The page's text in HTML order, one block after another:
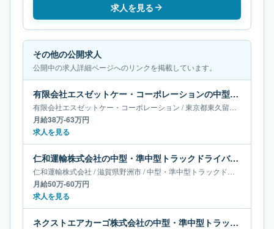
求人を見る
その他の公開求人
公開中の求人詳細ページへのリンクを掲載しています。
有限会社エスゼットケー・コーポレーションの中型・準中型トラックドライバー求人｜東京都東久留米市｜月給38万-63万円
有限会社エスゼットケー・コーポレーション /東京都東久留米市
月給38万-63万円
求人を見る
仁和運輸株式会社の中型・準中型トラックドライバー求人｜滋賀県野洲市｜月給50万-60万円
仁和運輸株式会社 /滋賀県野洲市/中型・準中型トラックドライバー
月給50万-60万円
求人を見る
ネクストエアカーゴ株式会社の中型・準中型トラックドライバー求人｜大阪府泉南市｜月給65万-66万円